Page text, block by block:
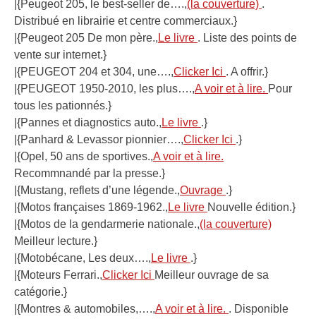
|{Peugeot 205, le best-seller de….,(la couverture) .
Distribué en librairie et centre commerciaux.}
|{Peugeot 205 De mon père., Le livre . Liste des points de
vente sur internet.}
|{PEUGEOT 204 et 304, une….,Clicker Ici . A offrir.}
|{PEUGEOT 1950-2010, les plus….,A voir et à lire. Pour
tous les pationnés.}
|{Pannes et diagnostics auto., Le livre .}
|{Panhard & Levassor pionnier….,Clicker Ici .}
|{Opel, 50 ans de sportives.,A voir et à lire.
Recommnandé par la presse.}
|{Mustang, reflets d’une légende.,Ouvrage .}
|{Motos françaises 1869-1962., Le livre Nouvelle édition.}
|{Motos de la gendarmerie nationale.,(la couverture)
Meilleur lecture.}
|{Motobécane, Les deux…., Le livre .}
|{Moteurs Ferrari.,Clicker Ici Meilleur ouvrage de sa
catégorie.}
|{Montres & automobiles,….,A voir et à lire. . Disponible